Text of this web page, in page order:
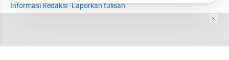
Informasi Redaksi·Laporkan tulisan